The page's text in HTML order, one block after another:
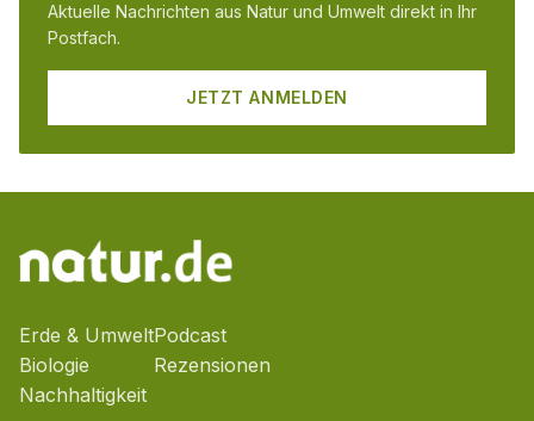
Aktuelle Nachrichten aus Natur und Umwelt direkt in Ihr
Postfach.
JETZT ANMELDEN
Erde & Umwelt
Biologie
Nachhaltigkeit
Podcast
Rezensionen